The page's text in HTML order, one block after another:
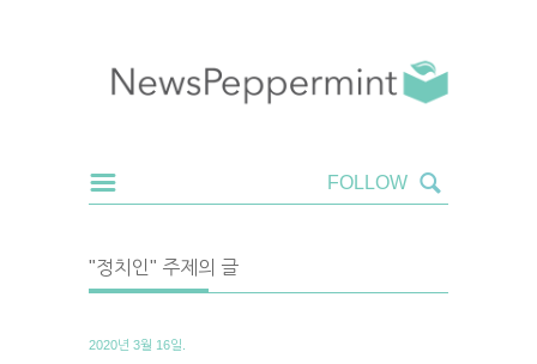
"정치인" 주제의 글
2020년 3월 16일.